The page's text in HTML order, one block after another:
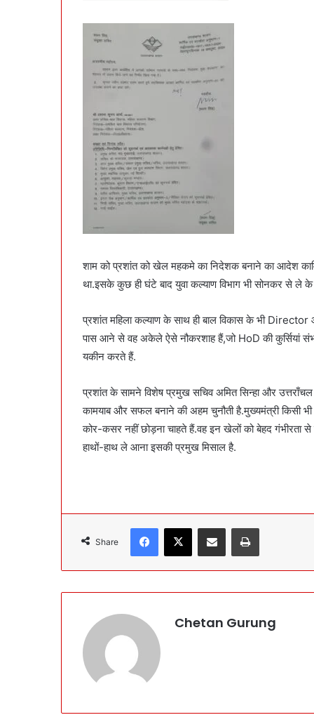
शाम को प्रशांत को खेल महकमे का निदेशक बनाने का आदेश
था.इसके कुछ ही घंटे बाद युवा कल्याण विभाग भी सोनकर से ले के
प्रशांत महिला कल्याण के साथ ही बाल विकास के भी
पास आने से वह अकेले ऐसे नौकरशाह हैं,जो HoD की कुर्सियां
यकीन करते हैं.
प्रशांत के सामने विशेष प्रमुख सचिव अमित सिन्हा और
कामयाब और सफल बनाने की अहम चुनौती है.मुख्यमंत्री किसी
कोर-कसर नहीं छोड़ना चाहते हैं.वह इन खेलों को बेहद
हाथों-हाथ ले आना इसकी प्रमुख मिसाल है.
Share
Chetan Gurung